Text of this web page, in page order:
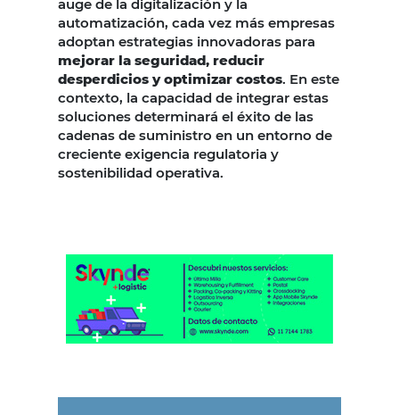
auge de la digitalización y la
automatización, cada vez más empresas
adoptan estrategias innovadoras para
mejorar la seguridad, reducir
desperdicios y optimizar costos. En este
contexto, la capacidad de integrar estas
soluciones determinará el éxito de las
cadenas de suministro en un entorno de
creciente exigencia regulatoria y
sostenibilidad operativa.